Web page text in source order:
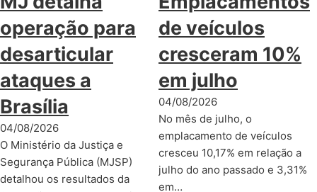
operação para
desarticular
ataques a
Brasília
04/08/2026
O Ministério da Justiça e
Segurança Pública (MJSP)
detalhou os resultados da
de veículos
cresceram 10%
em julho
04/08/2026
No mês de julho, o
emplacamento de veículos
cresceu 10,17% em relação a
julho do ano passado e 3,31%
em…